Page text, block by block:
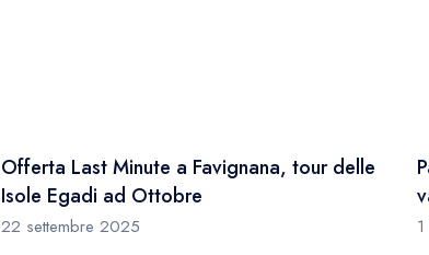
Offerta Last Minute a Favignana, tour delle
Isole Egadi ad Ottobre
22 settembre 2025